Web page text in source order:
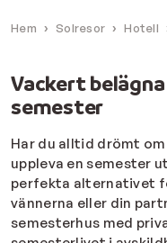
Hem Solresor Hotell
Vackert
semester
Har du alltid drömt
uppleva en semester
perfekta alternativet
vännerna eller din
semesterhus med